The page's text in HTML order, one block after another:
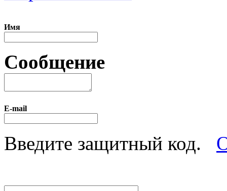
Имя
Сообщение
E-mail
Введите защитный код.